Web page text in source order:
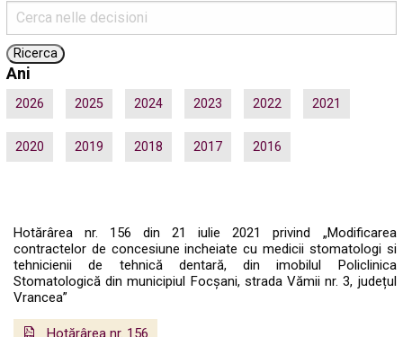
Ani
2026 2025 2024 2023 2022 2021
2020 2019 2018 2017 2016
Hotărârea nr. 156 din 21 iulie 2021 privind „Modificarea
contractelor de concesiune incheiate cu medicii stomatologi si
tehnicienii de tehnică dentară, din imobilul Policlinica
Stomatologică din municipiul Focșani, strada Vămii nr. 3, județul
Vrancea”
Hotărârea nr. 156